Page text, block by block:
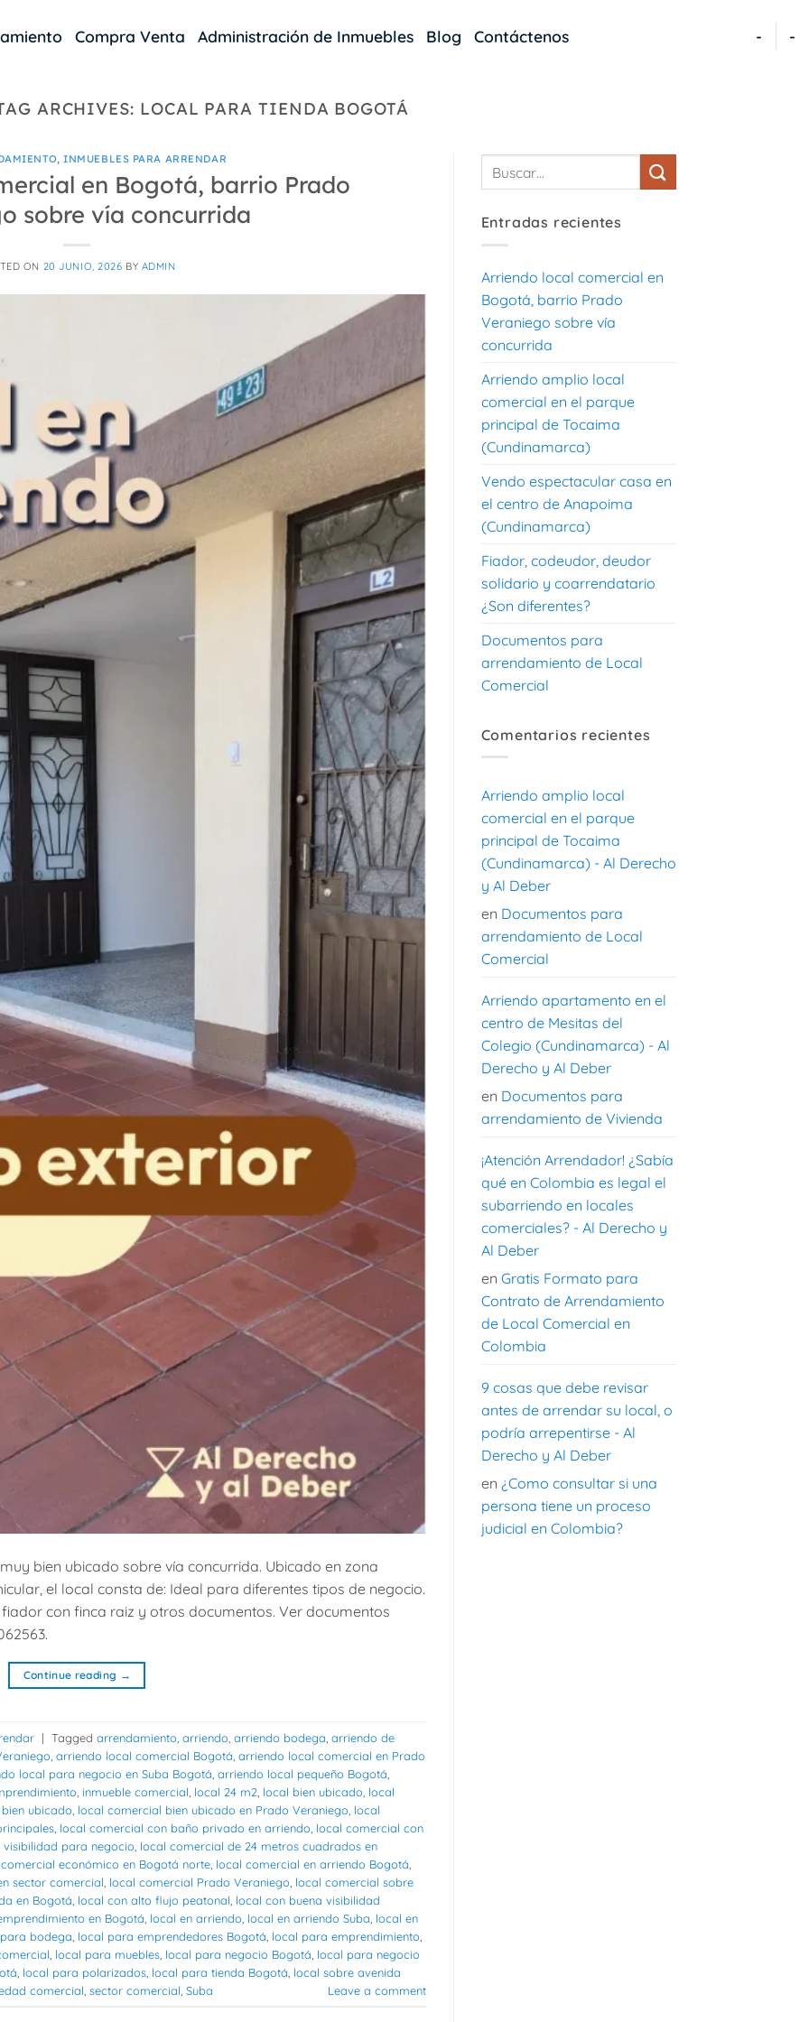
Compra Venta Administración de Inmuebles Blog Contáctenos - -
ARCHIVES: LOCAL PARA TIENDA BOGOTÁ
,INMUEBLES PARA ARRENDAR
en Bogotá, barrio Prado
sobre vía concurrida
ON 20 JUNIO, 2026 BY ADMIN
bien ubicado sobre vía concurrida. Ubicado en zona
el local consta de: Ideal para diferentes tipos de negocio.
con finca raiz y otros documentos. Ver documentos
Continue reading →
| Tagged arrendamiento arriendo arriendo bodega arriendo de
arriendo local comercial Bogotá arriendo local comercial en Prado
local para negocio en Suba Bogotá arriendo local pequeño Bogotá
inmueble comercial local 24 m2 local bien ubicado local
ubicado local comercial bien ubicado en Prado Veraniego local
local comercial con baño privado en arriendo local comercial con
para negocio local comercial de 24 metros cuadrados en
económico en Bogotá norte local comercial en arriendo Bogotá
sector comercial local comercial Prado Veraniego local comercial sobre
en Bogotá local con alto flujo peatonal local con buena visibilidad
en Bogotá local en arriendo local en arriendo Suba local en
bodega local para emprendedores Bogotá local para emprendimiento
local para muebles local para negocio Bogotá local para negocio
local para polarizados local para tienda Bogotá local sobre avenida
comercial sector comercial Suba Leave a comment
Entradas recientes
Arriendo local comercial en
Bogotá, barrio Prado
Veraniego sobre vía
concurrida
Arriendo amplio local
comercial en el parque
principal de Tocaima
(Cundinamarca)
Vendo espectacular casa en
el centro de Anapoima
(Cundinamarca)
Fiador, codeudor, deudor
solidario y coarrendatario
¿Son diferentes?
Documentos para
arrendamiento de Local
Comercial
Comentarios recientes
Arriendo amplio local
comercial en el parque
principal de Tocaima
(Cundinamarca) - Al Derecho
y Al Deber
en Documentos para
arrendamiento de Local
Comercial
Arriendo apartamento en el
centro de Mesitas del
Colegio (Cundinamarca) - Al
Derecho y Al Deber
en Documentos para
arrendamiento de Vivienda
¡Atención Arrendador! ¿Sabía
qué en Colombia es legal el
subarriendo en locales
comerciales? - Al Derecho y
Al Deber
en Gratis Formato para
Contrato de Arrendamiento
de Local Comercial en
Colombia
9 cosas que debe revisar
antes de arrendar su local, o
podría arrepentirse - Al
Derecho y Al Deber
en ¿Como consultar si una
persona tiene un proceso
judicial en Colombia?